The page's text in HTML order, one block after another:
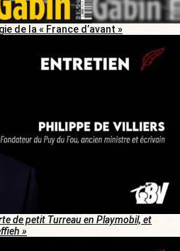
de la « France d’avant »
de petit Turreau en Playmobil, et
»